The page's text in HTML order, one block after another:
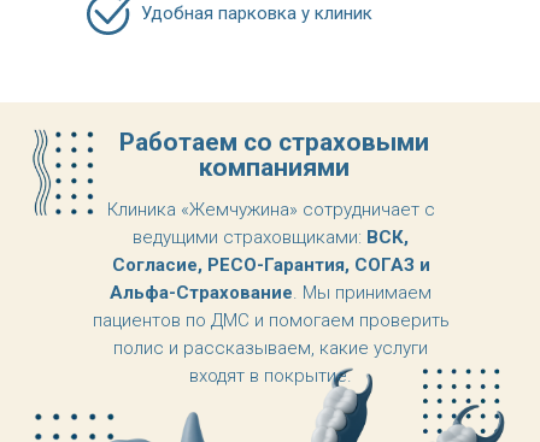
Удобная парковка у клиник
Клиника «Жемчужина» сотрудничает с
ведущими страховщиками: ВСК,
Согласие, РЕСО-Гарантия, СОГАЗ и
Альфа-Страхование . Мы принимаем
пациентов по ДМС и помогаем проверить
полис и рассказываем, какие услуги
входят в покрытие.
Работаем со страховыми
компаниями